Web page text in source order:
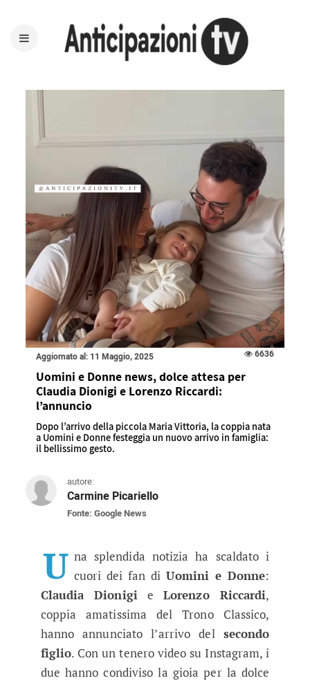
Aggiornato al: 11 Maggio, 2025 6636
Uomini e Donne news, dolce attesa per
Claudia Dionigi e Lorenzo Riccardi:
l’annuncio
Dopo l’arrivo della piccola Maria Vittoria, la coppia nata
a Uomini e Donne festeggia un nuovo arrivo in famiglia:
il bellissimo gesto.
autore:
Carmine Picariello
Fonte: Google News
Uomini e Donne news, dolce
U na splendida notizia ha scaldato i
cuori dei fan diUomini e Donne:
Claudia Dionigie Lorenzo Riccardi,
coppia amatissima del Trono Classico,
hanno annunciato l’arrivo del secondo
figlio. Con un tenero video su Instagram, i
due hanno condiviso la gioia per la dolce